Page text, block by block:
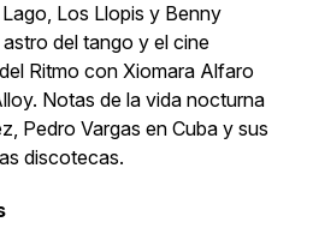
Los Llopis y Benny
del tango y el cine
Ritmo con Xiomara Alfaro
Notas de la vida nocturna
Pedro Vargas en Cuba y sus
discotecas.